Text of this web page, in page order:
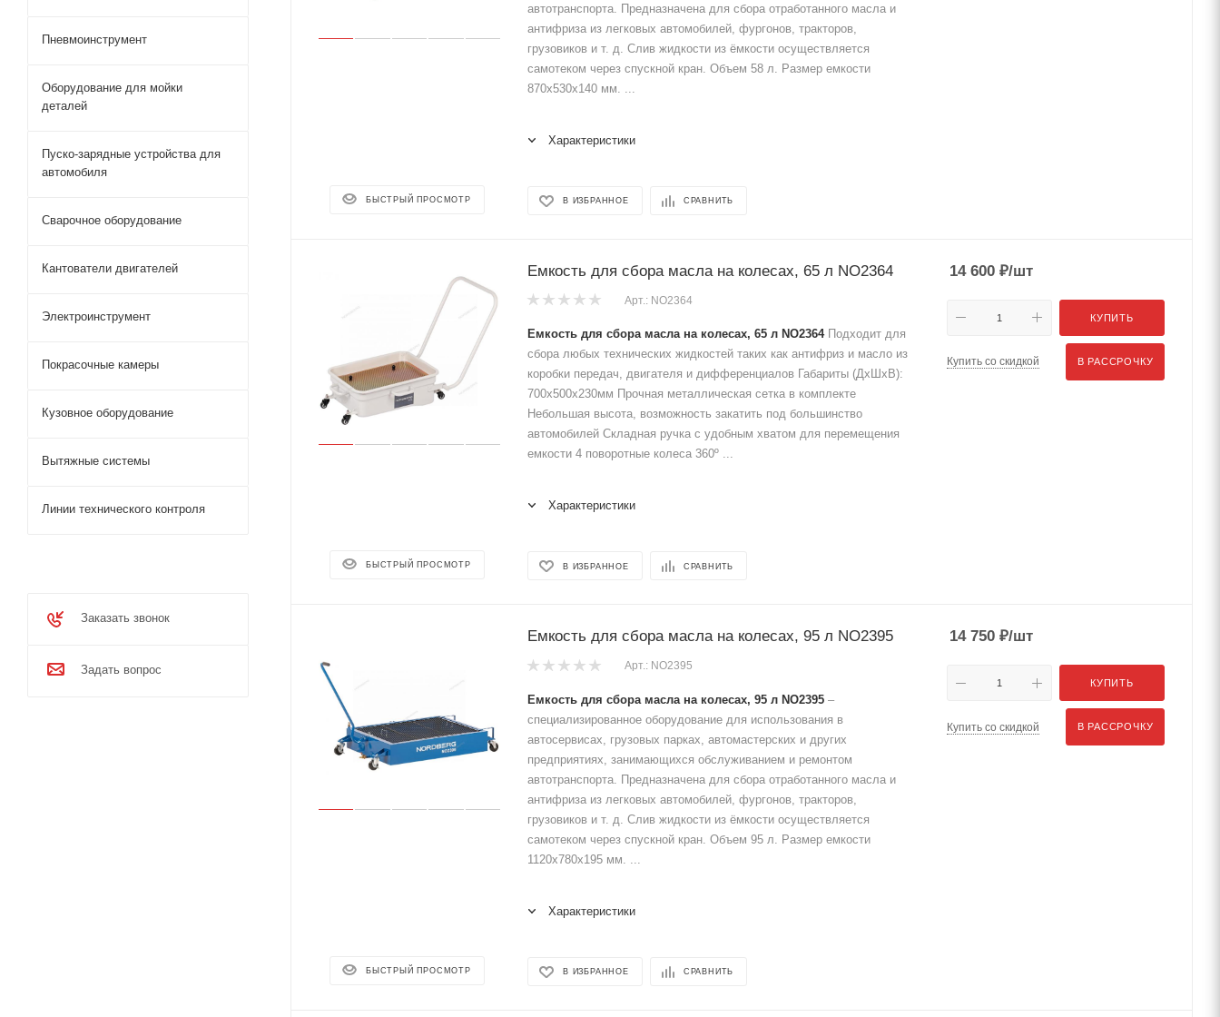
БЫСТРЫЙ ПРОСМОТР
автотранспорта. Предназначена для сбора отработанного масла и
антифриза из легковых автомобилей, фургонов, тракторов,
грузовиков и т. д. Слив жидкости из ёмкости осуществляется
самотеком через спускной кран. Объем 58 л. Размер емкости
870х530х140 мм. ...
Характеристики
В ИЗБРАННОЕ СРАВНИТЬ
БЫСТРЫЙ ПРОСМОТР
Емкость для сбора масла на колесах, 65 л NO2364
Арт.: NO2364
Емкость для сбора масла на колесах, 65 л NO2364Подходит для
сбора любых технических жидкостей таких как антифриз и масло из
коробки передач, двигателя и дифференциалов Габариты (ДхШхВ):
700х500х230мм Прочная металлическая сетка в комплекте
Небольшая высота, возможность закатить под большинство
автомобилей Складная ручка с удобным хватом для перемещения
емкости 4 поворотные колеса 360º ...
Характеристики
В ИЗБРАННОЕ СРАВНИТЬ
14 600 ₽/шт
КУПИТЬ
Купить со скидкой В РАССРОЧКУ
БЫСТРЫЙ ПРОСМОТР
Емкость для сбора масла на колесах, 95 л NO2395
Арт.: NO2395
Емкость для сбора масла на колесах, 95 л NO2395 –
специализированное оборудование для использования в
автосервисах, грузовых парках, автомастерских и других
предприятиях, занимающихся обслуживанием и ремонтом
автотранспорта. Предназначена для сбора отработанного масла и
антифриза из легковых автомобилей, фургонов, тракторов,
грузовиков и т. д. Слив жидкости из ёмкости осуществляется
самотеком через спускной кран. Объем 95 л. Размер емкости
1120х780х195 мм. ...
Характеристики
В ИЗБРАННОЕ СРАВНИТЬ
14 750 ₽/шт
КУПИТЬ
Купить со скидкой В РАССРОЧКУ
Пневмоинструмент
Оборудование для мойки
деталей
Пуско-зарядные устройства для
автомобиля
Сварочное оборудование
Кантователи двигателей
Электроинструмент
Покрасочные камеры
Кузовное оборудование
Вытяжные системы
Линии технического контроля
Заказать звонок
Задать вопрос